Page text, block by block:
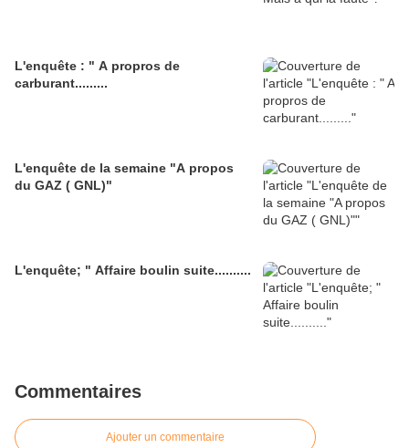
L'enquête : " A propros de
carburant.........
L'enquête de la semaine "A propos
du GAZ ( GNL)"
L'enquête; " Affaire boulin suite..........
Commentaires
Ajouter un commentaire